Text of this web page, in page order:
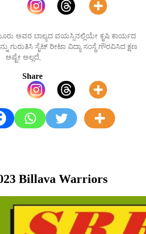
ಅವರ ಬಾಲ್ಯದ ವಯಸ್ಸಿನಲ್ಲಿಯೇ ಕೃಷಿ ಕಾರ್ಯದ
ಗುರುತಿಸಿ ಸೈಟ್ ರೀಟಾ ವಿದ್ಯಾ ಸಂಸ್ಥೆ ಗೌರವಿಸಿದ ಕ್ಷಣ
ಅಲ್ಲದೆ,
Share
Billava Warriors